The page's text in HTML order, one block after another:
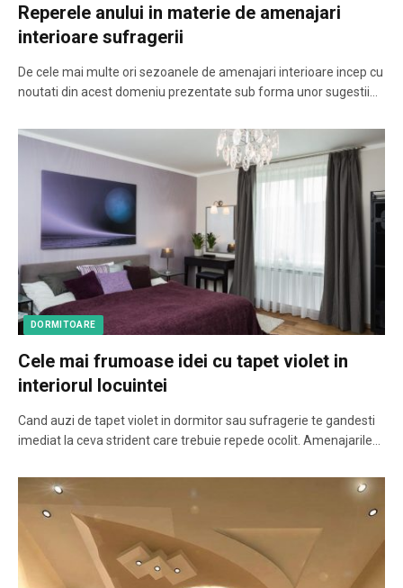
Reperele anului in materie de amenajari
interioare sufragerii
De cele mai multe ori sezoanele de amenajari interioare incep cu
noutati din acest domeniu prezentate sub forma unor sugestii…
DORMITOARE
Cele mai frumoase idei cu tapet violet in
interiorul locuintei
Cand auzi de tapet violet in dormitor sau sufragerie te gandesti
imediat la ceva strident care trebuie repede ocolit. Amenajarile…